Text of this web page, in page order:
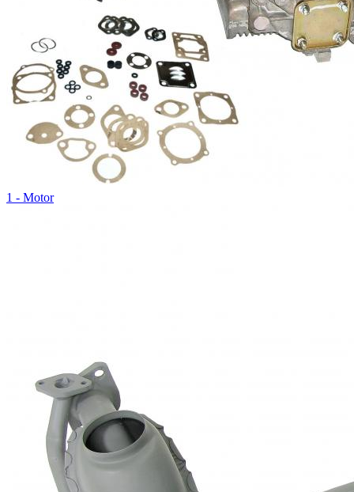
1 - Motor